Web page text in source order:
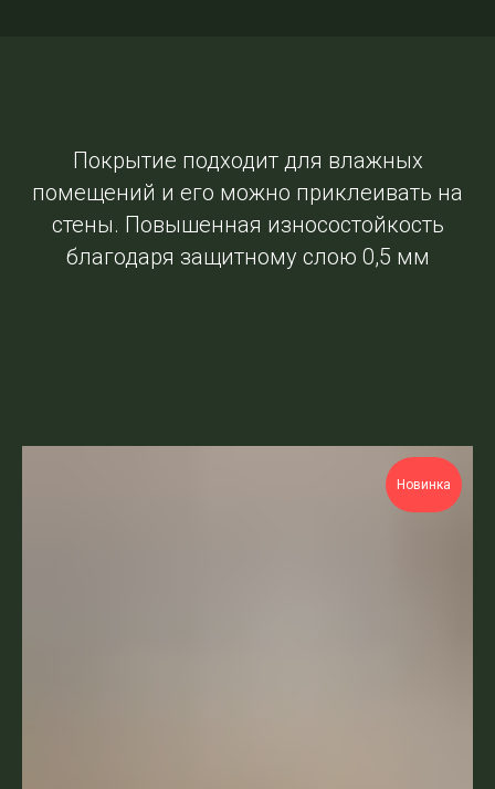
Покрытие подходит для влажных
помещений и его можно приклеивать на
стены. Повышенная износостойкость
благодаря защитному слою 0,5 мм
Новинка